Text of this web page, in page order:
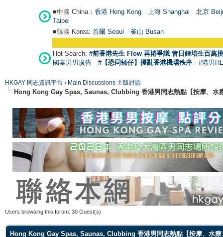
■中國 China： 香港 Hong Kong 上海 Shanghai
北京
Taipei
■韓國 Korea: 首爾 Seoul 釜山 Busan
Hot Search: #前香港先生 Flow 再捲爭議 昔日鍾培生百萬
國泰男男廣告
#【恐同矮仔】擾亂香港機場秩序 #港男
HKGAY 同志資訊平台 › Main Discussions 主版討論
Hong Kong Gay Spas, Saunas, Clubbing 香港男同志熱點【按摩、水
Users browsing this forum: 30 Guest(s)
Hong Kong Gay Spas, Saunas, Clubbing 香港男同志熱點【按摩、水